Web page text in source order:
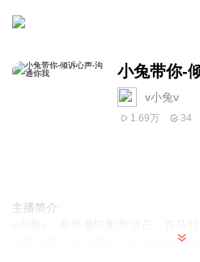
小兔带你-
v小兔v
1.69万 34
主播简介:
搞笑健康生活等领域，坚持原创的